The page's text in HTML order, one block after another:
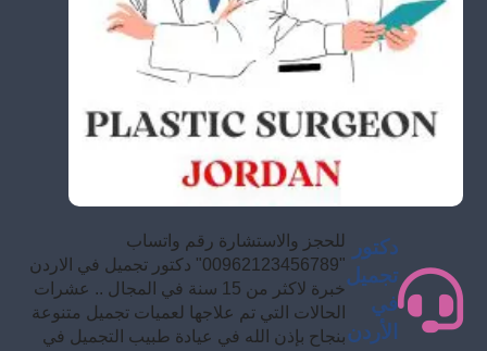
دكتور
تجميل
في
الأردن
للحجز والاستشارة رقم واتساب
"00962123456789" دكتور تجميل في الاردن
خبرة لاكثر من 15 سنة في المجال .. عشرات
الحالات التي تم علاجها لعميات تجميل متنوعة
بنجاح بإذن الله في عيادة طبيب التجميل في